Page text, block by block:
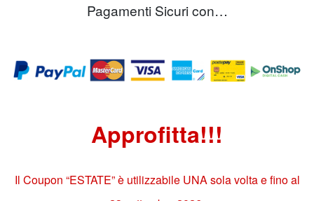
Pagamenti Sicuri con…
Approfitta!!!
Il Coupon “ESTATE” è utilizzabile UNA sola volta e fino al